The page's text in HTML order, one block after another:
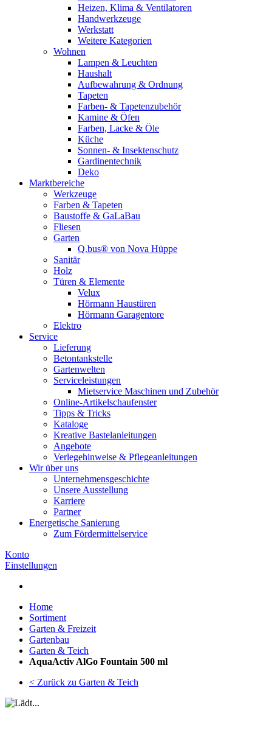
Heizen, Klima & Ventilatoren
Handwerkzeuge
Werkstatt
Weitere Kategorien
Wohnen
Lampen & Leuchten
Haushalt
Aufbewahrung & Ordnung
Tapeten
Farben- & Tapetenzubehör
Kamine & Öfen
Farben, Lacke & Öle
Küche
Sonnen- & Insektenschutz
Gardinentechnik
Deko
Marktbereiche
Werkzeuge
Farben & Tapeten
Baustoffe & GaLaBau
Fliesen
Garten
Q.bus® von Nova Hüppe
Sanitär
Holz
Türen & Elemente
Velux
Hörmann Haustüren
Hörmann Garagentore
Elektro
Service
Lieferung
Betontankstelle
Gartenwelten
Serviceleistungen
Mietservice Maschinen und Zubehör
Online-Artikelschaufenster
Tipps & Tricks
Kataloge
Kreative Bastelanleitungen
Angebote
Verlegehinweise & Pflegeanleitungen
Wir über uns
Unternehmensgeschichte
Unsere Ausstellung
Karriere
Partner
Energetische Sanierung
Zum Fördermittelservice
Konto
Einstellungen
Home
Sortiment
Garten & Freizeit
Gartenbau
Garten & Teich
AquaActiv AlGo Fountain 500 ml
< Zurück zu Garten & Teich